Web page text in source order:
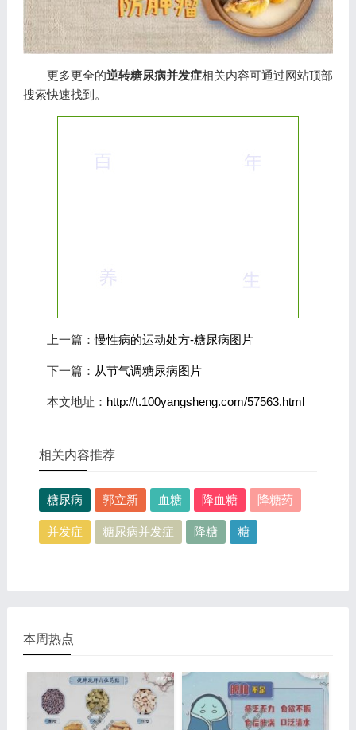
更多更全的逆转糖尿病并发症相关内容可通过网站顶部
搜索快速找到。
上一篇：慢性病的运动处方-糖尿病图片
下一篇： 从节气调糖尿病图片
本文地址： http://t.100yangsheng.com/57563.html
相关内容推荐
糖尿病 郭立新 血糖 降血糖 降糖药
并发症 糖尿病并发症 降糖 糖
本周热点